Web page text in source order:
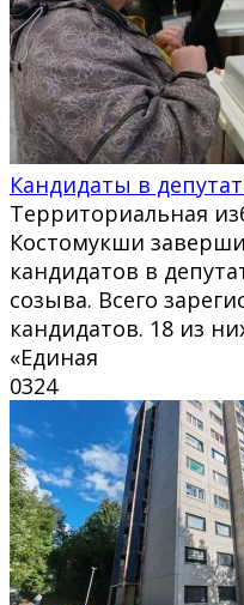
Кандидаты в
Территориальная
Костомукши
кандидатов в
созыва. Всего
кандидатов. 18 из
«Единая
0324